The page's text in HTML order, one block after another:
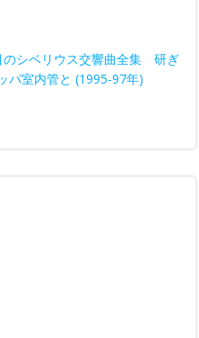
のシベリウス交響曲全集 研ぎ
パ室内管と (1995-97年)